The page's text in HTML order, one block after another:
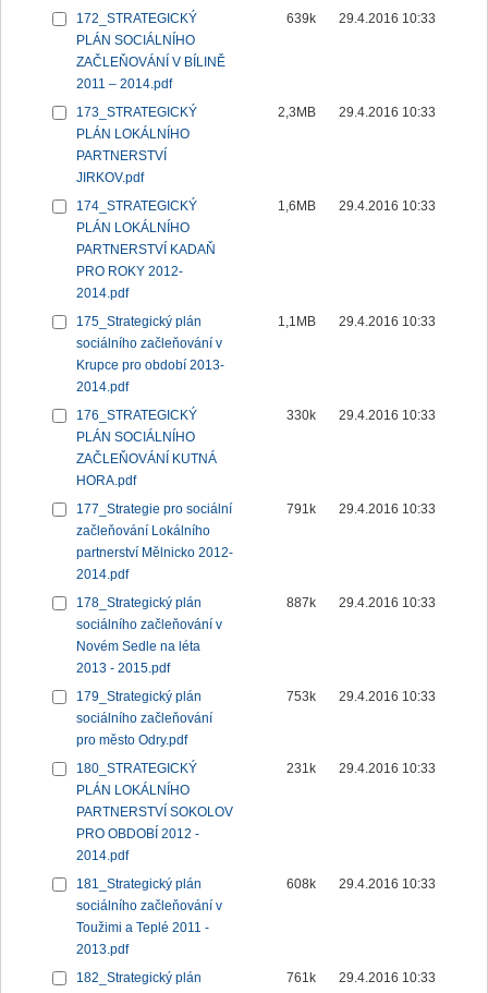
172_STRATEGICKÝ
PLÁN SOCIÁLNÍHO
ZAČLEŇOVÁNÍ V BÍLINĚ
2011 – 2014.pdf
639k 29.4.2016 10:33
173_STRATEGICKÝ
PLÁN LOKÁLNÍHO
PARTNERSTVÍ
JIRKOV.pdf
2,3MB 29.4.2016 10:33
174_STRATEGICKÝ
PLÁN LOKÁLNÍHO
PARTNERSTVÍ KADAŇ
PRO ROKY 2012-
2014.pdf
1,6MB 29.4.2016 10:33
175_Strategický plán
sociálního začleňování v
Krupce pro období 2013-
2014.pdf
1,1MB 29.4.2016 10:33
176_STRATEGICKÝ
PLÁN SOCIÁLNÍHO
ZAČLEŇOVÁNÍ KUTNÁ
HORA.pdf
330k 29.4.2016 10:33
177_Strategie pro sociální
začleňování Lokálního
partnerství Mělnicko 2012-
2014.pdf
791k 29.4.2016 10:33
178_Strategický plán
sociálního začleňování v
Novém Sedle na léta
2013 - 2015.pdf
887k 29.4.2016 10:33
179_Strategický plán
sociálního začleňování
pro město Odry.pdf
753k 29.4.2016 10:33
180_STRATEGICKÝ
PLÁN LOKÁLNÍHO
PARTNERSTVÍ SOKOLOV
PRO OBDOBÍ 2012 -
2014.pdf
231k 29.4.2016 10:33
181_Strategický plán
sociálního začleňování v
Toužimi a Teplé 2011 -
2013.pdf
608k 29.4.2016 10:33
182_Strategický plán
761k 29.4.2016 10:33